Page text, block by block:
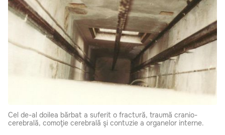
Cel de-al doilea bărbat a suferit o fractură, traumă cranio-
cerebrală, comoţie cerebrală şi contuzie a organelor interne.